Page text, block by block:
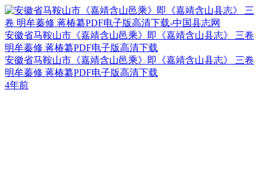
安徽省马鞍山市《嘉靖含山邑乘》即《嘉靖含山县志》 三卷
明牟蓁修 蒋椿纂PDF电子版高清下载
安徽省马鞍山市《嘉靖含山邑乘》即《嘉靖含山县志》 三卷
明牟蓁修 蒋椿纂PDF电子版高清下载
4年前